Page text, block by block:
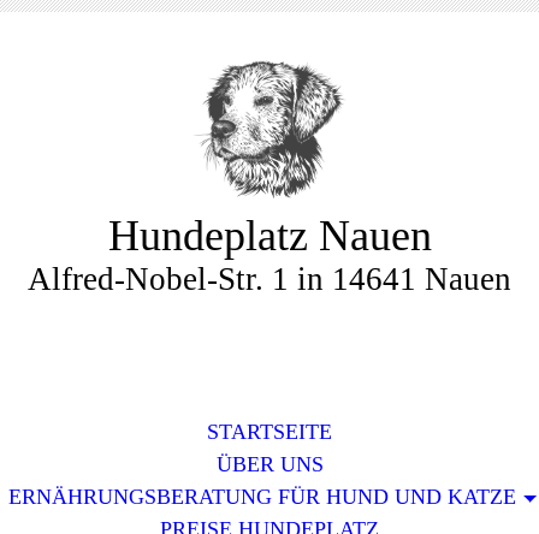
Hundeplatz Nauen
Alfred-Nobel-Str. 1 in 14641 Nauen
STARTSEITE
ÜBER UNS
ERNÄHRUNGSBERATUNG FÜR HUND UND KATZE
PREISE HUNDEPLATZ